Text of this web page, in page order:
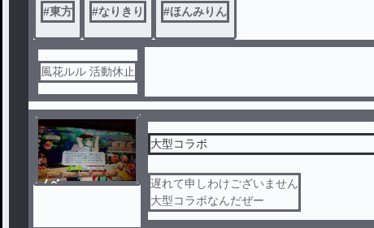
#東方 #なりきり #ほんみりん
風花ルル 活動休止
ノベ
大型コラボ
遅れて申しわけございません
大型コラボなんだぜー